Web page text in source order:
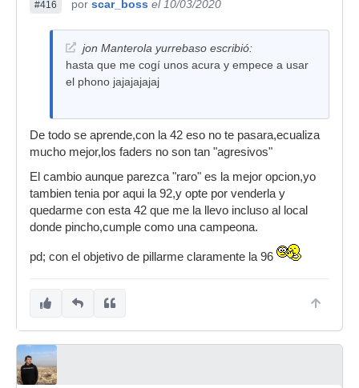
#416 por scar_boss el 10/03/2020
jon Manterola yurrebaso escribió:
hasta que me cogí unos acura y empece a usar
el phono jajajajajaj
De todo se aprende,con la 42 eso no te pasara,ecualiza
mucho mejor,los faders no son tan "agresivos"
El cambio aunque parezca "raro" es la mejor opcion,yo
tambien tenia por aqui la 92,y opte por venderla y
quedarme con esta 42 que me la llevo incluso al local
donde pincho,cumple como una campeona.
pd; con el objetivo de pillarme claramente la 96